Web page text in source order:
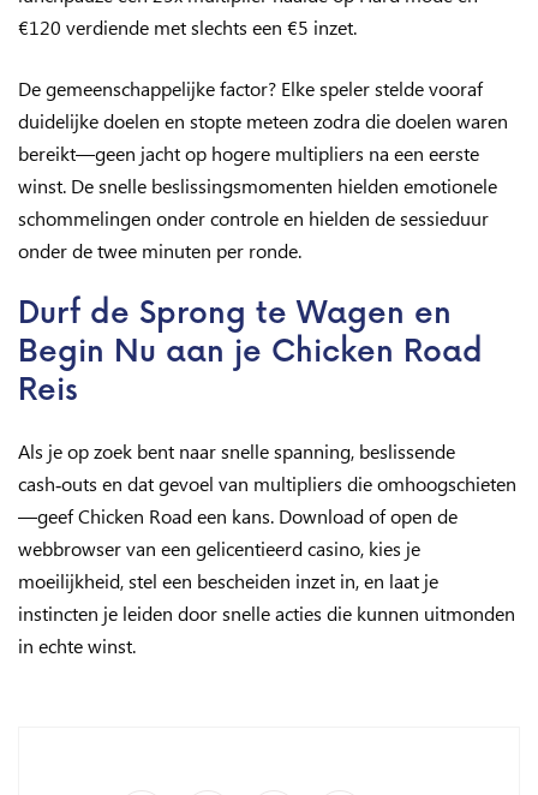
€120 verdiende met slechts een €5 inzet.
De gemeenschappelijke factor? Elke speler stelde vooraf
duidelijke doelen en stopte meteen zodra die doelen waren
bereikt—geen jacht op hogere multipliers na een eerste
winst. De snelle beslissingsmomenten hielden emotionele
schommelingen onder controle en hielden de sessieduur
onder de twee minuten per ronde.
Durf de Sprong te Wagen en
Begin Nu aan je Chicken Road
Reis
Als je op zoek bent naar snelle spanning, beslissende
cash‑outs en dat gevoel van multipliers die omhoogschieten
—geef Chicken Road een kans. Download of open de
webbrowser van een gelicentieerd casino, kies je
moeilijkheid, stel een bescheiden inzet in, en laat je
instincten je leiden door snelle acties die kunnen uitmonden
in echte winst.